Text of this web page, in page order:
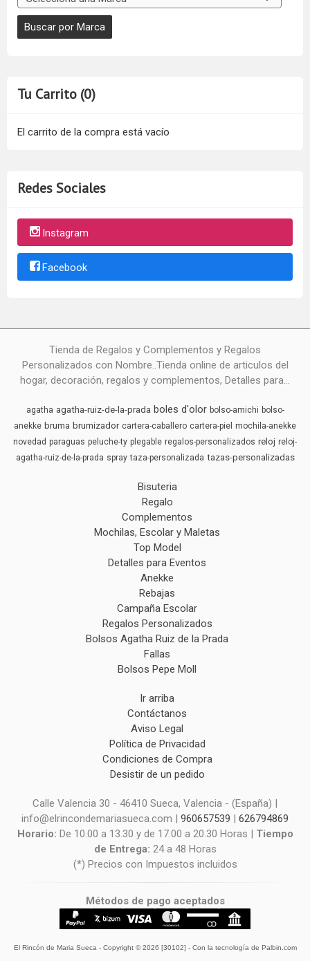
Tu Carrito (0)
El carrito de la compra está vacío
Redes Sociales
Instagram
Facebook
Tienda de Regalos y Complementos y Regalos
Personalizados con Nombre..Tienda online de articulos del
hogar, decoración, regalos y complementos, Detalles para...
agatha agatha-ruiz-de-la-prada boles d'olor bolso-amichi bolso-
anekke bruma brumizador cartera-caballero cartera-piel mochila-anekke
novedad paraguas peluche-ty plegable regalos-personalizados reloj reloj-
agatha-ruiz-de-la-prada spray taza-personalizada tazas-personalizadas
Bisuteria
Regalo
Complementos
Mochilas, Escolar y Maletas
Top Model
Detalles para Eventos
Anekke
Rebajas
Campaña Escolar
Regalos Personalizados
Bolsos Agatha Ruiz de la Prada
Fallas
Bolsos Pepe Moll
Ir arriba
Contáctanos
Aviso Legal
Política de Privacidad
Condiciones de Compra
Desistir de un pedido
Calle Valencia 30 - 46410 Sueca, Valencia - (España) |
info@elrincondemariasueca.com | 960657539
626794869
Horario: De 10.00 a 13.30 y de 17.00 a 20.30 Horas | Tiempo
de Entrega: 24 a 48 Horas
(*) Precios con Impuestos incluidos
Métodos de pago aceptados
El Rincón de Maria Sueca - Copyright © 2026 [30102] - Con la tecnología de Palbin.com